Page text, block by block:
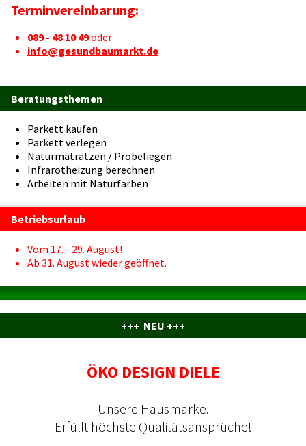
Terminvereinbarung:
089 - 48 10 49oder
info@gesundbaumarkt.de
Beratungsthemen
Parkett kaufen
Parkett verlegen
Naturmatratzen / Probeliegen
Infrarotheizung berechnen
Arbeiten mit Naturfarben
Betriebsurlaub
Vom 17. - 29. August!
Ab 31. August wieder geöffnet.
+++ NEU +++
ÖKO DESIGN DIELE
Unsere Hausmarke.
Erfüllt höchste Qualitätsansprüche!